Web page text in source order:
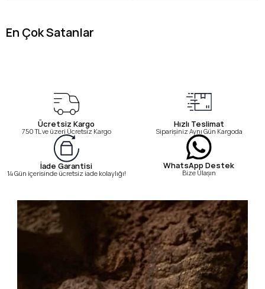
En Çok Satanlar
Ücretsiz Kargo
750 TL ve üzeri Ücretsiz Kargo
Hızlı Teslimat
Siparişiniz Aynı Gün Kargoda
İade Garantisi
14 Gün içerisinde ücretsiz iade kolaylığı!
WhatsApp Destek
Bize Ulaşın